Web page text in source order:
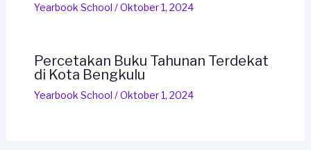
Yearbook School /Oktober 1, 2024
Percetakan Buku Tahunan Terdekat
di Kota Bengkulu
Yearbook School /Oktober 1, 2024